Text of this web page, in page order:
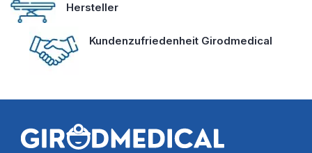
Hersteller
Kundenzufriedenheit Girodmedical